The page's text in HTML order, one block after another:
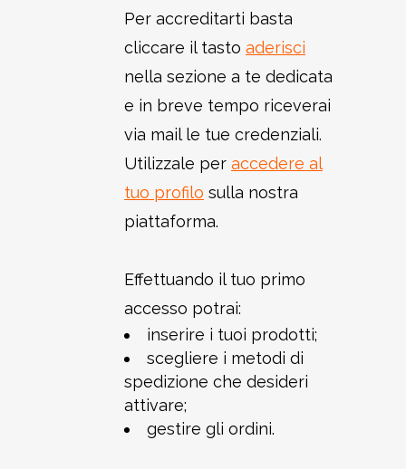
Per accreditarti basta
cliccare il tasto aderisci
nella sezione a te dedicata
e in breve tempo riceverai
via mail le tue credenziali.
Utilizzale per accedere al
tuo profilo sulla nostra
piattaforma.
Effettuando il tuo primo
accesso potrai:
inserire i tuoi prodotti;
scegliere i metodi di
spedizione che desideri
attivare;
gestire gli ordini.